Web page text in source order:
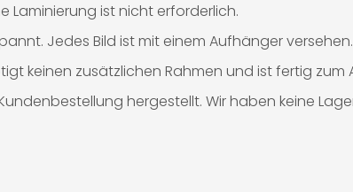
Laminierung ist nicht erforderlich.
Jedes Bild ist mit einem Aufhänger versehen.
keinen zusätzlichen Rahmen und ist fertig zum
hergestellt. Wir haben keine